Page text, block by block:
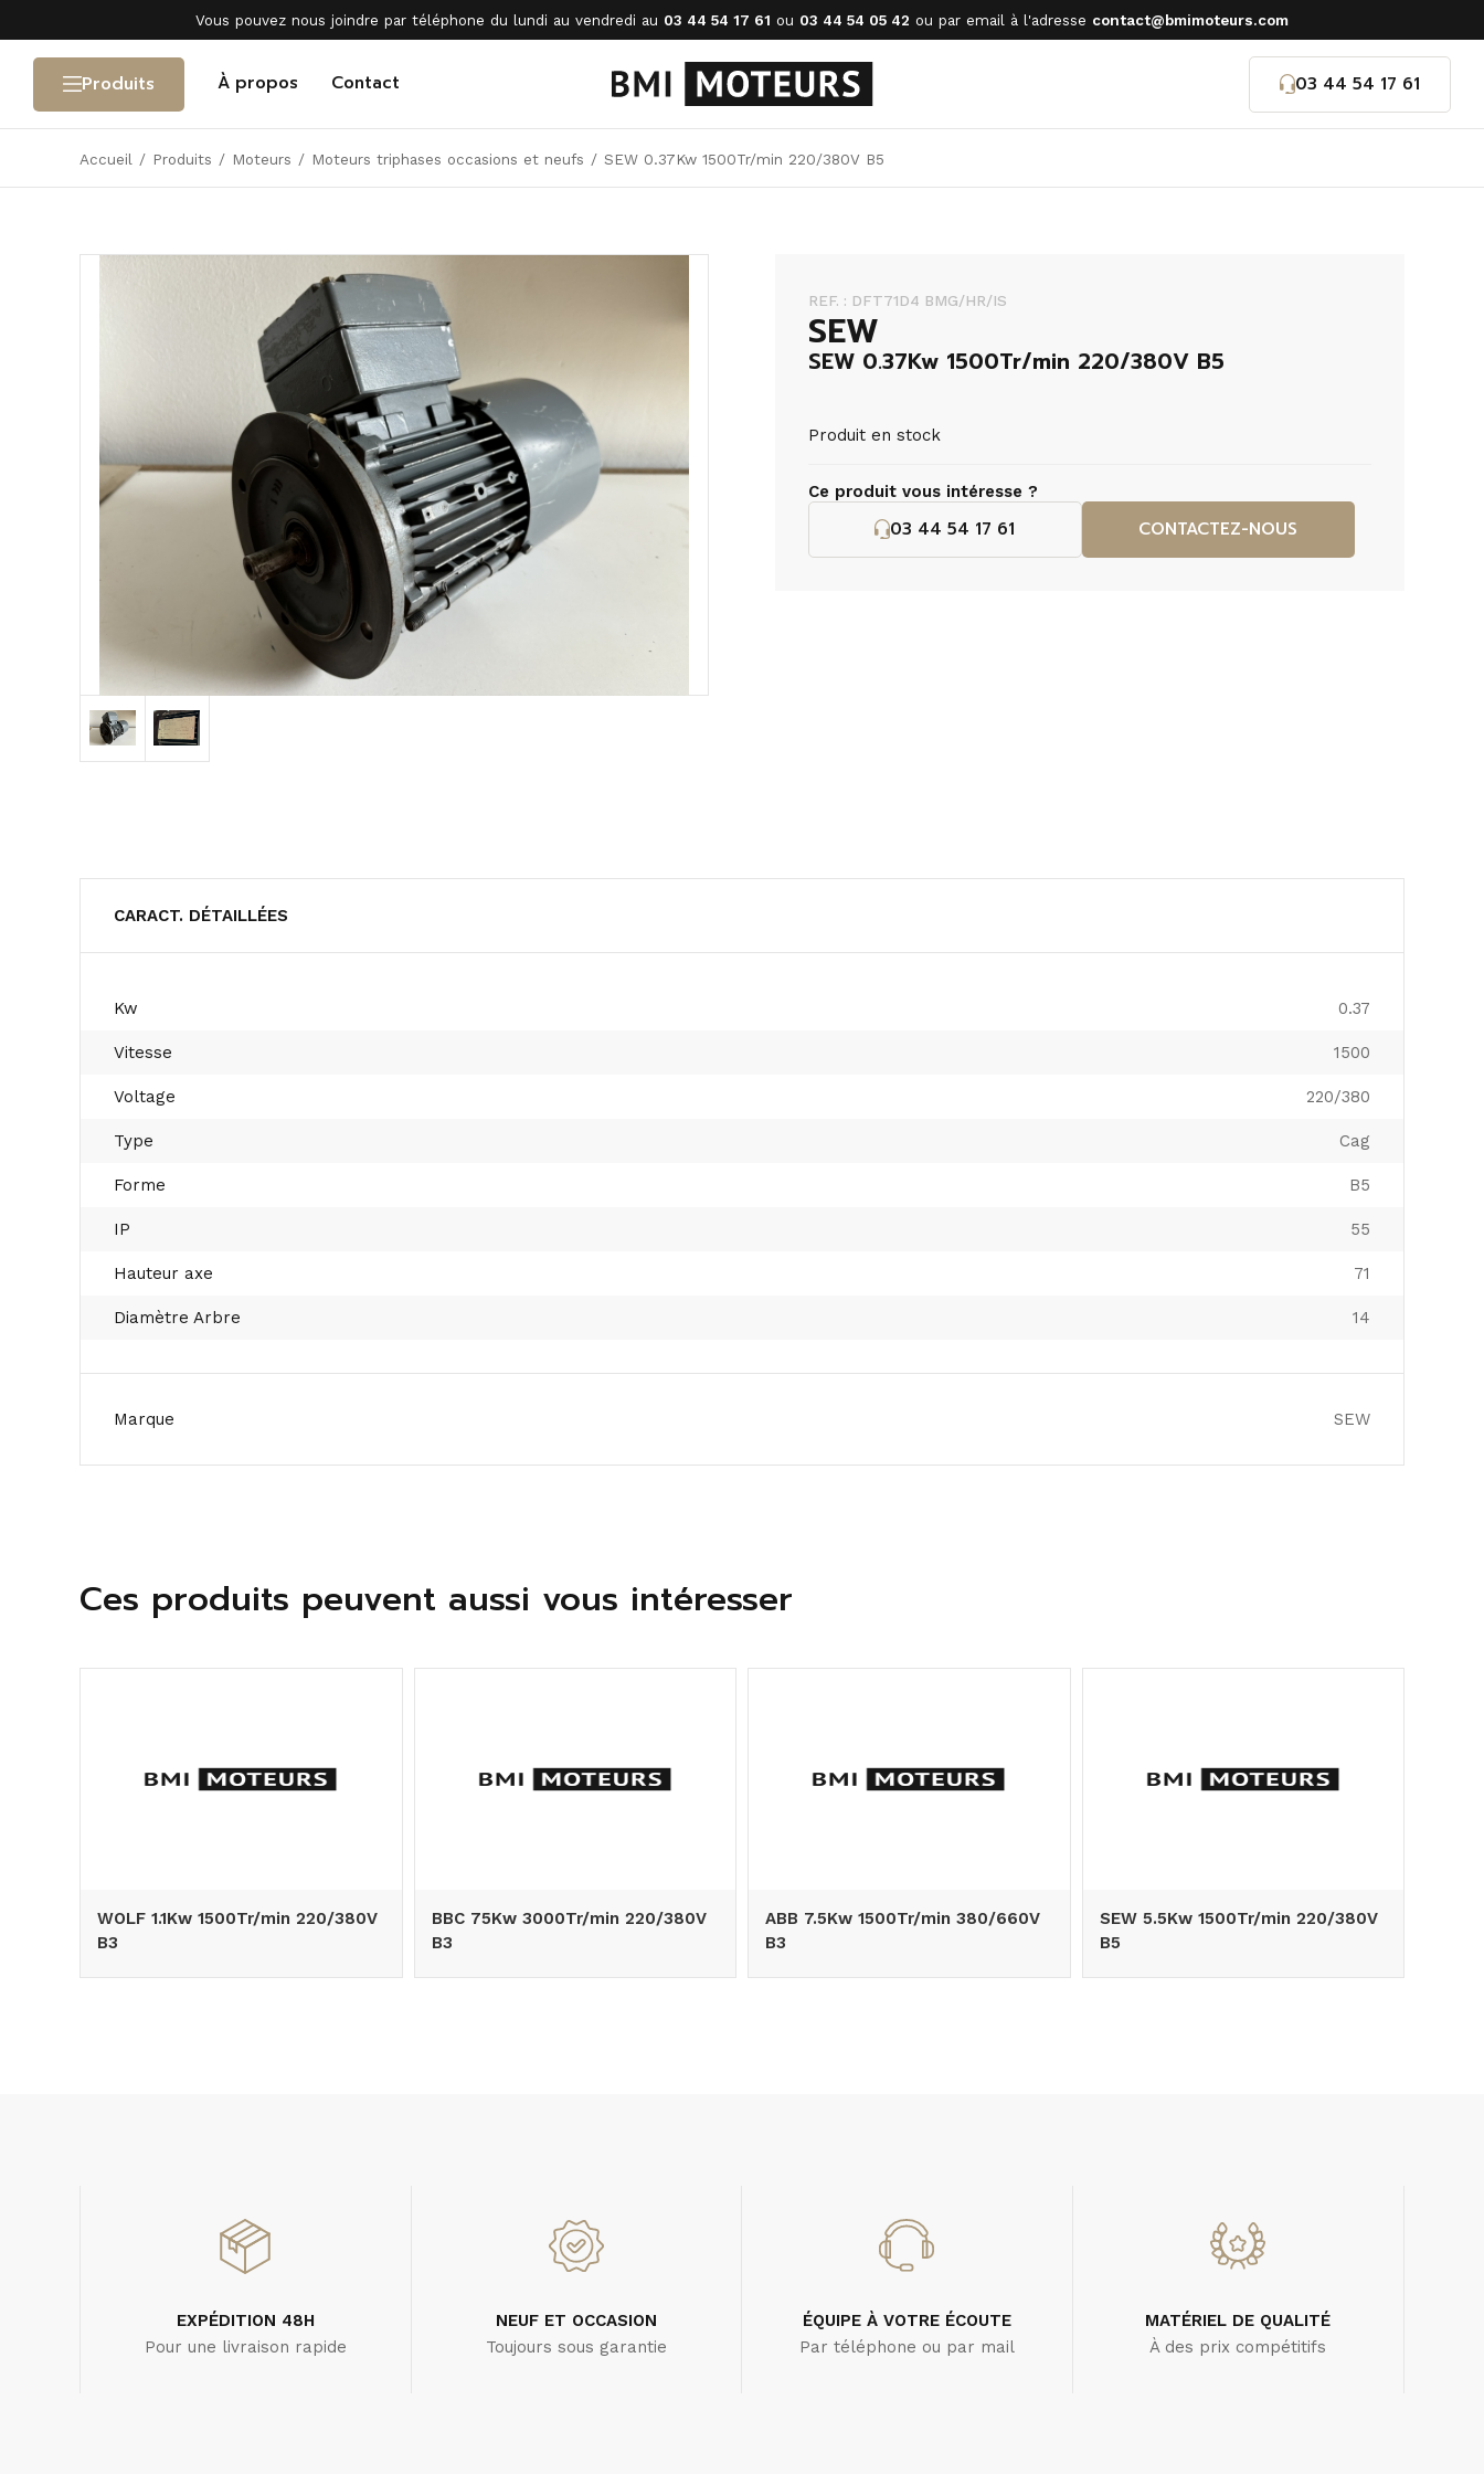
Vous pouvez nous joindre par téléphone du lundi au vendredi au 03 44 54 17 61 ou 03 44 54 05 42 ou par email à l'adresse contact@bmimoteurs.com
Produits À propos Contact 03 44 54 17 61
Accueil / Produits / Moteurs / Moteurs triphases occasions et neufs / SEW 0.37Kw 1500Tr/min 220/380V B5
REF. : DFT71D4 BMG/HR/IS
SEW
SEW 0.37Kw 1500Tr/min 220/380V B5
Produit en stock
Ce produit vous intéresse ?
03 44 54 17 61 CONTACTEZ-NOUS
CARACT. DÉTAILLÉES
Kw 0.37
Vitesse 1500
Voltage 220/380
Type Cag
Forme B5
IP 55
Hauteur axe 71
Diamètre Arbre 14
Marque SEW
Ces produits peuvent aussi vous intéresser
WOLF 1.1Kw 1500Tr/min 220/380V
B3
BBC 75Kw 3000Tr/min 220/380V
B3
ABB 7.5Kw 1500Tr/min 380/660V
B3
SEW 5.5Kw 1500Tr/min 220/380V
B5
EXPÉDITION 48H
Pour une livraison rapide
NEUF ET OCCASION
Toujours sous garantie
ÉQUIPE À VOTRE ÉCOUTE
Par téléphone ou par mail
MATÉRIEL DE QUALITÉ
À des prix compétitifs